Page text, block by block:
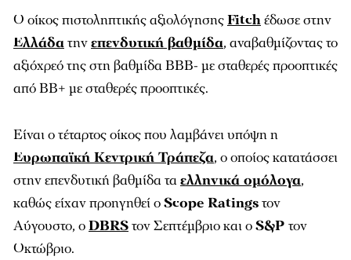
Ο οίκος πιστοληπτικής αξιολόγησηςFitchέδωσε στην
Ελλάδατηνεπενδυτική βαθμίδα, αναβαθμίζοντας το
αξιόχρεό της στη βαθμίδα BBB- με σταθερές προοπτικές
από ΒΒ+ με σταθερές προοπτικές.
Είναι ο τέταρτος οίκος που λαμβάνει υπόψη η
Ευρωπαϊκή Κεντρική Τράπεζα, ο οποίος κατατάσσει
στην επενδυτική βαθμίδα ταελληνικά ομόλογα,
καθώς είχαν προηγηθεί οScope Ratingsτον
Αύγουστο, οDBRSτον Σεπτέμβριο και οS&P τον
Οκτώβριο.